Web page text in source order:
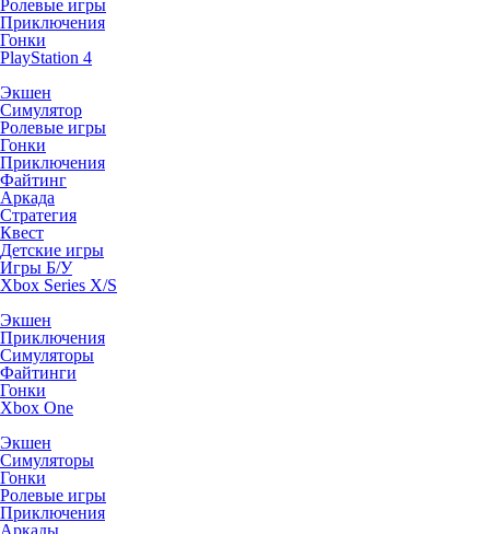
Ролевые игры
Приключения
Гонки
PlayStation 4
Экшен
Симулятор
Ролевые игры
Гонки
Приключения
Файтинг
Аркада
Стратегия
Квест
Детские игры
Игры Б/У
Xbox Series X/S
Экшен
Приключения
Симуляторы
Файтинги
Гонки
Xbox One
Экшен
Симуляторы
Гонки
Ролевые игры
Приключения
Аркады